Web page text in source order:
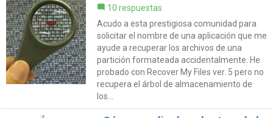
10 respuestas
Acudo a esta prestigiosa comunidad para
solicitar el nombre de una aplicación que me
ayude a recuperar los archivos de una
partición formateada accidentalmente. He
probado con Recover My Files ver. 5 pero no
recupera el árbol de almacenamiento de
los...